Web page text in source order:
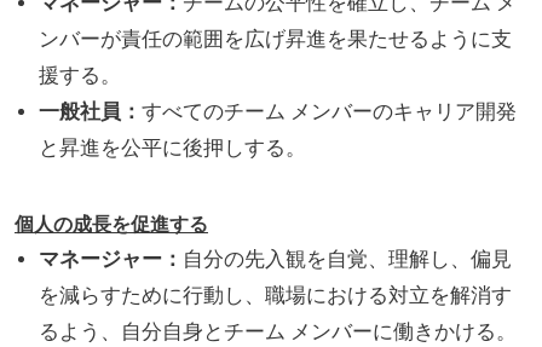
ンバーが責任の範囲を広げ昇進を果たせるように支
援する。
一般社員： すべてのチーム メンバーのキャリア開発
と昇進を公平に後押しする。
個人の成長を促進する
マネージャー： 自分の先入観を自覚、理解し、偏見
を減らすために行動し、職場における対立を解消す
るよう、自分自身とチーム メンバーに働きかける。